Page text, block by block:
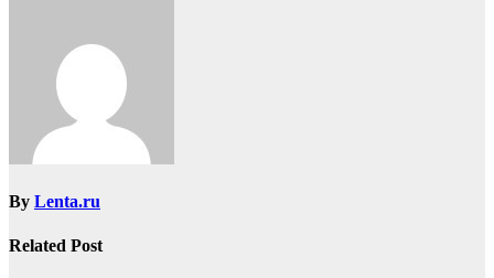
By Lenta.ru
Related Post